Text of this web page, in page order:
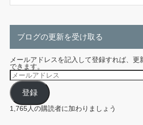
ブログの更新を受け取る
メールアドレスを記入して登録すれば、更
できます。
メ
ー
ル
ア
ド
レ
ス
登録
1,765人の購読者に加わりましょう